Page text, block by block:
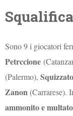
Sono 9 i giocatori
Petrccione
(Palermo),Squizzato
Zanon(Carrarese).
ammonito e